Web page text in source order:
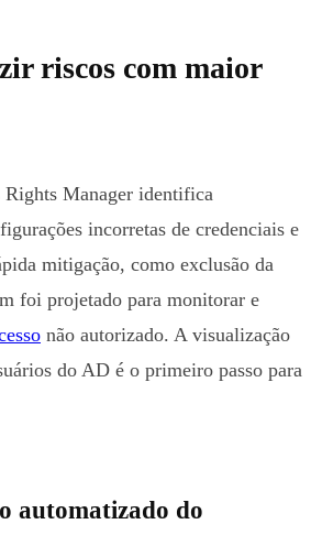
riscos com maior
Rights Manager identifica
incorretas de credenciais e
mitigação, como exclusão da
foi projetado para monitorar e
não autorizado. A visualização
do AD é o primeiro passo para
automatizado do